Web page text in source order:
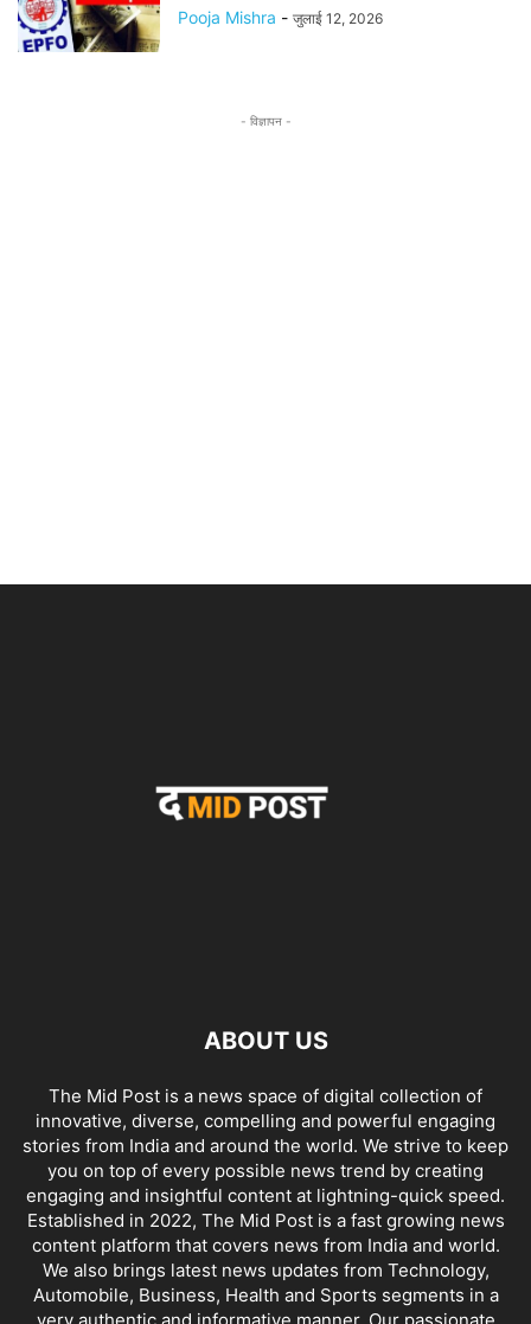
Pooja Mishra - जुलाई 12, 2026
- विज्ञापन -
ABOUT US
The Mid Post is a news space of digital collection of
innovative, diverse, compelling and powerful engaging
stories from India and around the world. We strive to keep
you on top of every possible news trend by creating
engaging and insightful content at lightning-quick speed.
Established in 2022, The Mid Post is a fast growing news
content platform that covers news from India and world.
We also brings latest news updates from Technology,
Automobile, Business, Health and Sports segments in a